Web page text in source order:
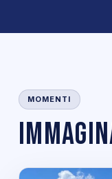
MOMENTI